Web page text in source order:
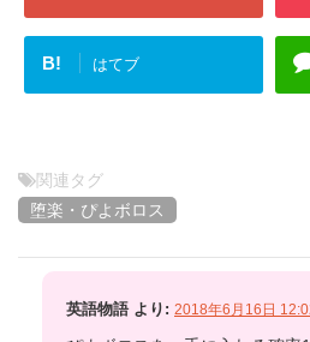
B! はてブ
関連タグ
堕楽・ぴよボロス
英語物語 より: 2018年6月16日